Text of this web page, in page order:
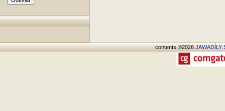
contents ©2026JAWADÍLY